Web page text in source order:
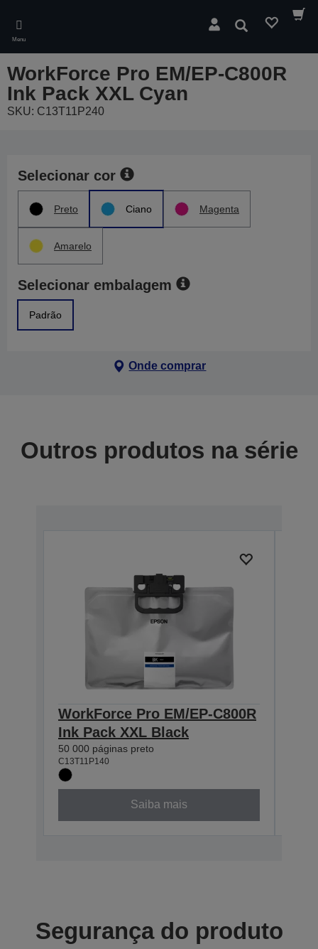
main
content
Menu
Pesquisar
WorkForce Pro EM/EP-C800R
Ink Pack XXL Cyan
SKU: C13T11P240
Selecionar cor
Preto Ciano Magenta
Amarelo
Selecionar embalagem
Padrão
Onde comprar
Outros produtos na série
WorkForce Pro EM/EP-C800R
Ink Pack XXL Black
50 000 páginas preto
C13T11P140
Saiba mais
Segurança do produto